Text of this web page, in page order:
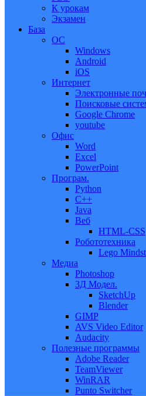
К урокам
Экзамен
База
ОС
Windows
Android
iOS
Интернет
Электронные
Поисковые
Google Chrome
youtube
Офис
Word
Excel
PowerPoint
Програм.
Python
C++
Java
Веб
HTML-CSS
Робототехника
Lego
Медиа
Photoshop
3Д Модел.
SketchUp
Blender
GIMP
AVS Video Editor
Audacity
Полезные программы
Adobe Reader
TeamViewer
WinRAR
Punto Switcher